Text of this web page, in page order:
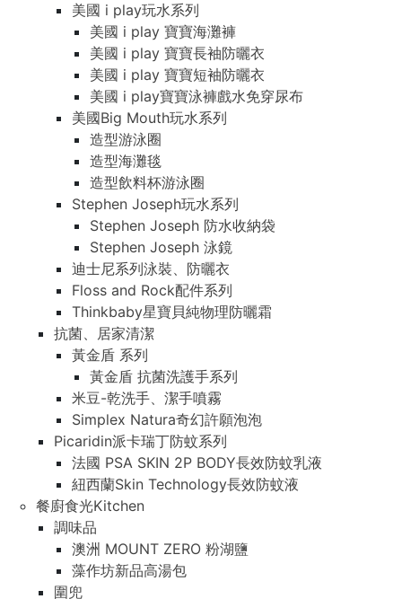
美國 i play玩水系列
美國 i play 寶寶海灘褲
美國 i play 寶寶長袖防曬衣
美國 i play 寶寶短袖防曬衣
美國 i play寶寶泳褲戲水免穿尿布
美國Big Mouth玩水系列
造型游泳圈
造型海灘毯
造型飲料杯游泳圈
Stephen Joseph玩水系列
Stephen Joseph 防水收納袋
Stephen Joseph 泳鏡
迪士尼系列泳裝、防曬衣
Floss and Rock配件系列
Thinkbaby星寶貝純物理防曬霜
抗菌、居家清潔
黃金盾 系列
黃金盾 抗菌洗護手系列
米豆-乾洗手、潔手噴霧
Simplex Natura奇幻許願泡泡
Picaridin派卡瑞丁防蚊系列
法國 PSA SKIN 2P BODY長效防蚊乳液
紐西蘭Skin Technology長效防蚊液
餐廚食光Kitchen
調味品
澳洲 MOUNT ZERO 粉湖鹽
藻作坊新品高湯包
圍兜